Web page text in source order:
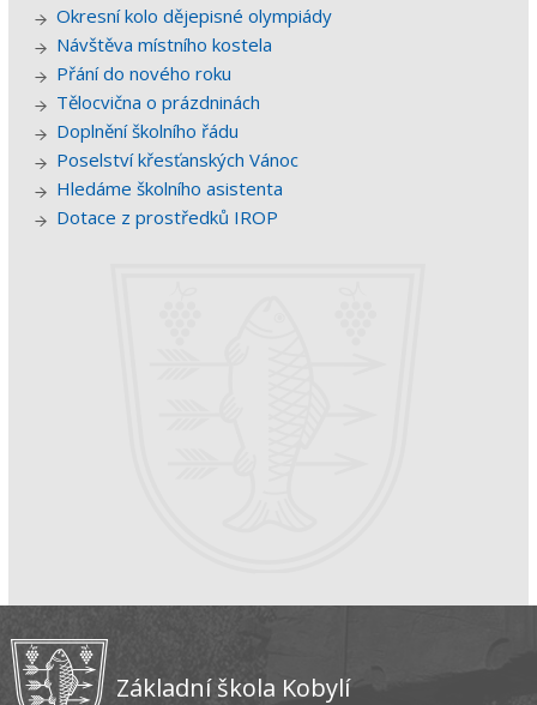
Okresní kolo dějepisné olympiády
Návštěva místního kostela
Přání do nového roku
Tělocvična o prázdninách
Doplnění školního řádu
Poselství křesťanských Vánoc
Hledáme školního asistenta
Dotace z prostředků IROP
Základní škola Kobylí